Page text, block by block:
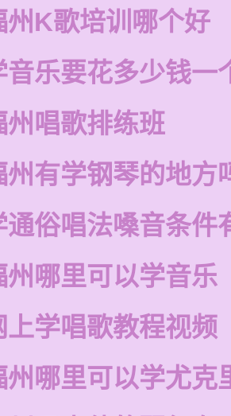
州K歌培训哪个好
音乐要花多少钱一
州唱歌排练班
州有学钢琴的地方
通俗唱法嗓音条件
州哪里可以学音乐
上学唱歌教程视频
州哪里可以学尤克